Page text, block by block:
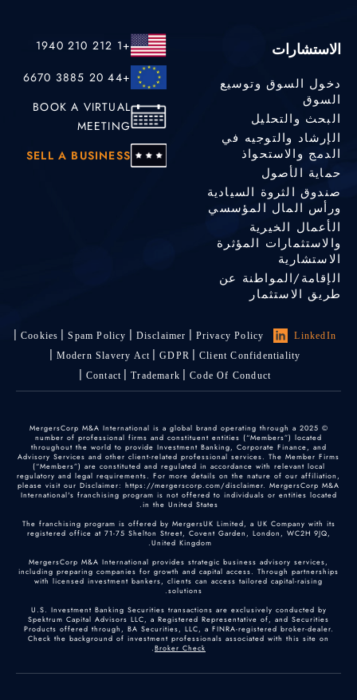
الاستشارات
دخول السوق وتوسيع
السوق
البحث والتحليل
الإرشاد والتوجيه في
الدمج والاستحواذ
حماية الأصول
صندوق الثروة السيادية
ورأس المال المؤسسي
الأعمال الخيرية
والاستثمارات المؤثرة
الاستشارية
الإقامة/المواطنة عن
طريق الاستثمار
+1 212 210 1940
+44 20 3885 6670
BOOK A VIRTUAL
MEETING
SELL A BUSINESS
LinkedIn
Privacy Policy
Disclaimer
Spam Policy
Cookies
Client Confidentiality
GDPR
Modern Slavery Act
Code Of Conduct
Trademark
Contact
© 2025 MergersCorp M&A International is a global brand operating through a
number of professional firms and constituent entities (“Members”) located
throughout the world to provide Investment Banking, Corporate Finance, and
Advisory Services and other client-related professional services. The Member Firms
(“Members”) are constituted and regulated in accordance with relevant local
regulatory and legal requirements. For more details on the nature of our affiliation,
please visit our Disclaimer: https://mergerscorp.com/disclaimer. MergersCorp M&A
International's franchising program is not offered to individuals or entities located
in the United States.
The franchising program is offered by MergersUK Limited, a UK Company with its
registered office at 71-75 Shelton Street, Covent Garden, London, WC2H 9JQ,
United Kingdom.
MergersCorp M&A International provides strategic business advisory services,
including preparing companies for growth and capital access. Through partnerships
with licensed investment bankers, clients can access tailored capital-raising
solutions.
U.S. Investment Banking Securities transactions are exclusively conducted by
Spektrum Capital Advisors LLC, a Registered Representative of, and Securities
Products offered through, BA Securities, LLC, a FINRA-registered broker-dealer.
Check the background of investment professionals associated with this site on
Broker Check
.